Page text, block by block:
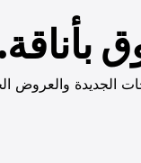
الجديدة والعروض